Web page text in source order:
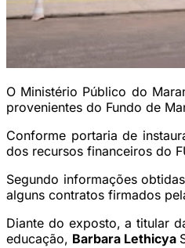
O Ministério Público do
provenientes do Fundo de
Conforme portaria de
dos recursos financeiros do
Segundo informações
alguns contratos firmados
Diante do exposto, a titular
educação, Barbara Lethicya